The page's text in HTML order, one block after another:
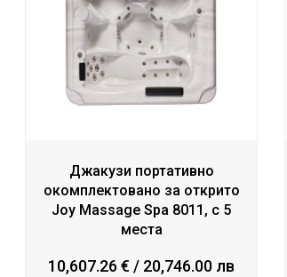
Джакузи портативно
окомплектовано за открито
Joy Massage Spa 8011, с 5
места
10,607.26 € / 20,746.00 лв